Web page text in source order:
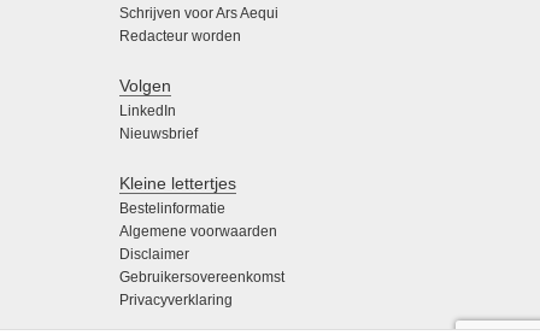
Schrijven voor Ars Aequi
Redacteur worden
Volgen
LinkedIn
Nieuwsbrief
Kleine lettertjes
Bestelinformatie
Algemene voorwaarden
Disclaimer
Gebruikersovereenkomst
Privacyverklaring